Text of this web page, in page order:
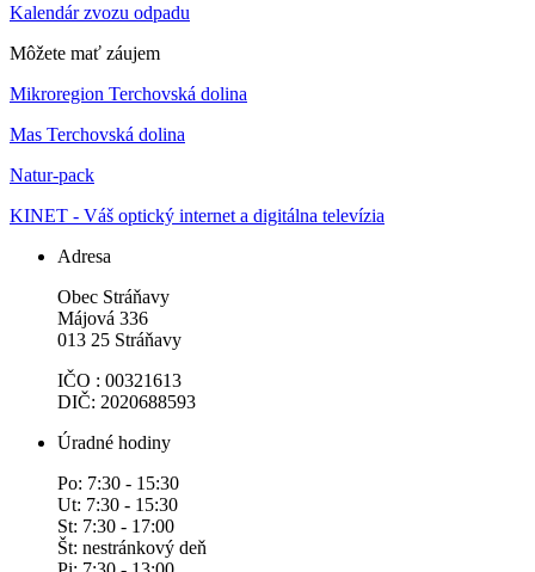
Kalendár zvozu odpadu
Môžete mať záujem
Mikroregion Terchovská dolina
Mas Terchovská dolina
Natur-pack
KINET - Váš optický internet a digitálna televízia
Adresa
Obec Stráňavy
Májová 336
013 25 Stráňavy
IČO : 00321613
DIČ: 2020688593
Úradné hodiny
Po: 7:30 - 15:30
Ut: 7:30 - 15:30
St: 7:30 - 17:00
Št: nestránkový deň